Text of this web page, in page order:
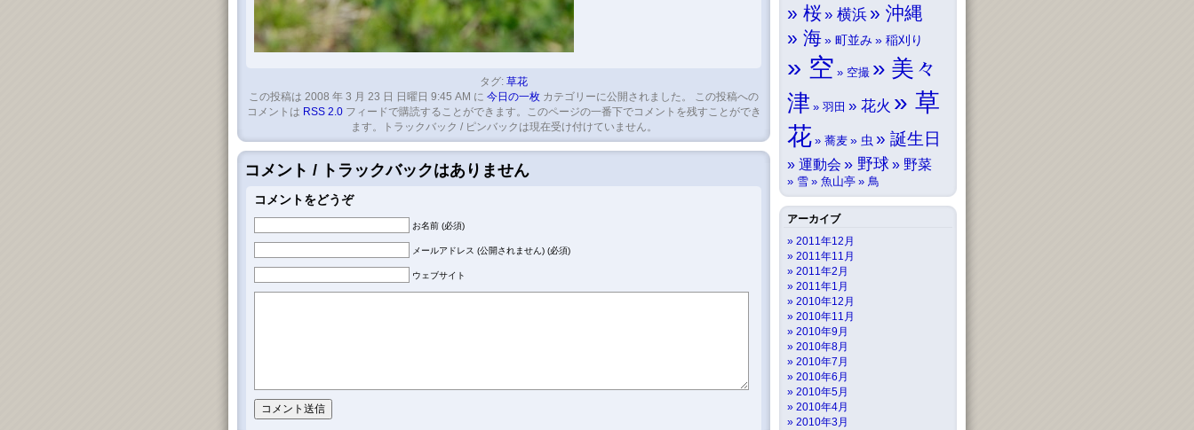
タグ: 草花
この投稿は 2008 年 3 月 23 日 日曜日 9:45 AM に 今日の一枚 カテゴリーに公開されました。 この投稿への
コメントは RSS 2.0フィードで購読することができます。このページの一番下でコメントを残すことができ
ます。トラックバック / ピンバックは現在受け付けていません。
コメント / トラックバックはありません
コメントをどうぞ
お名前 (必須)
メールアドレス (公開されません) (必須)
ウェブサイト
桜 横浜
沖縄
海
町並み 稲刈り
空 空撮
美々
津
羽田 花火
草
花
蕎麦 虫 誕生日
運動会 野球 野菜
雪 魚山亭 鳥
アーカイブ
2011年12月
2011年11月
2011年2月
2011年1月
2010年12月
2010年11月
2010年9月
2010年8月
2010年7月
2010年6月
2010年5月
2010年4月
2010年3月